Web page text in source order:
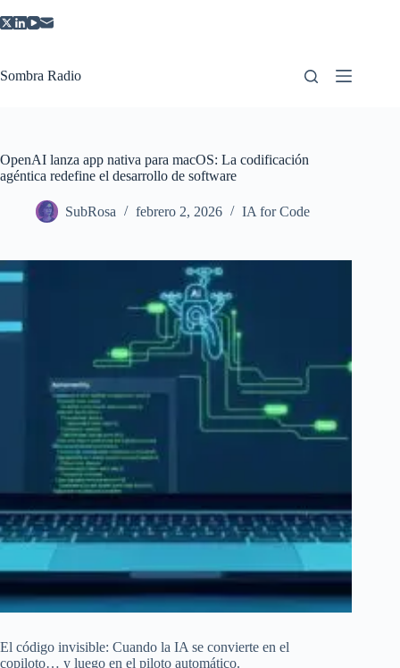
al
Sombra Radio
OpenAI lanza app nativa para macOS: La codificación
agéntica redefine el desarrollo de software
SubRosa febrero 2, 2026 IA for Code
El código invisible: Cuando la IA se convierte en el
copiloto… y luego en el piloto automático.